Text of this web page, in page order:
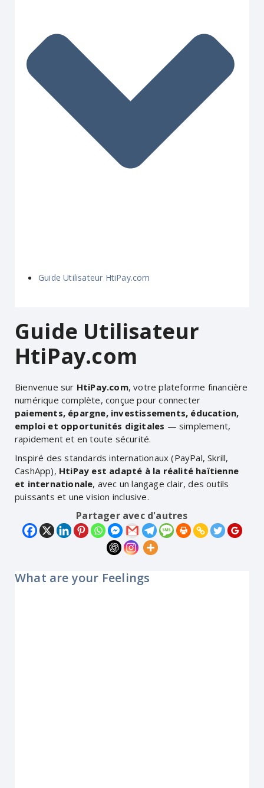
Guide Utilisateur HtiPay.com
Guide Utilisateur
HtiPay.com
Bienvenue sur HtiPay.com, votre plateforme financière
numérique complète, conçue pour connecter
paiements, épargne, investissements, éducation,
emploi et opportunités digitales — simplement,
rapidement et en toute sécurité.
Inspiré des standards internationaux (PayPal, Skrill,
CashApp), HtiPay est adapté à la réalité haïtienne
et internationale, avec un langage clair, des outils
puissants et une vision inclusive.
Partager avec d'autres
What are your Feelings